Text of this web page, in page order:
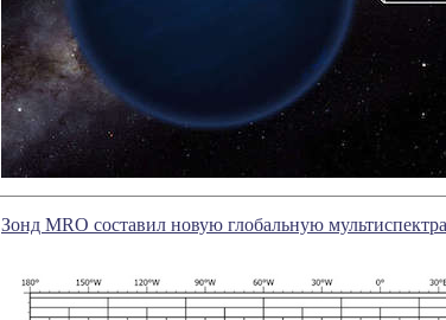
Зонд MRO составил новую глобальную